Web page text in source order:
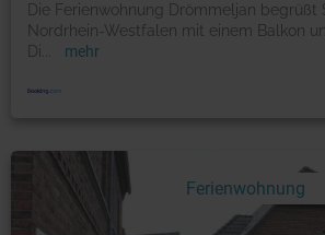
Die Ferienwohnung Drömmeljan begrüßt
Nordrhein-Westfalen mit einem Balkon
Di
mehr
Ferienwohnung